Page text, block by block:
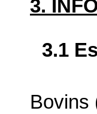
3.
3.1
Bovins